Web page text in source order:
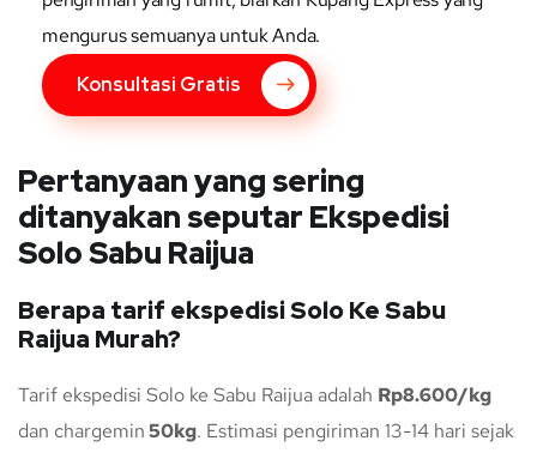
mengurus semuanya untuk Anda.
Konsultasi Gratis
Pertanyaan yang sering
ditanyakan seputar Ekspedisi
Solo Sabu Raijua
Berapa tarif ekspedisi Solo Ke Sabu
Raijua Murah?
Tarif ekspedisi Solo ke Sabu Raijua adalah Rp8.600/kg
dan chargemin50kg. Estimasi pengiriman 13-14 hari sejak